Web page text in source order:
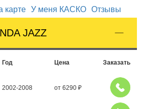
карте У меня КАСКО Отзывы
JAZZ
Год Цена Заказать
2002-2008 от 6290 ₽